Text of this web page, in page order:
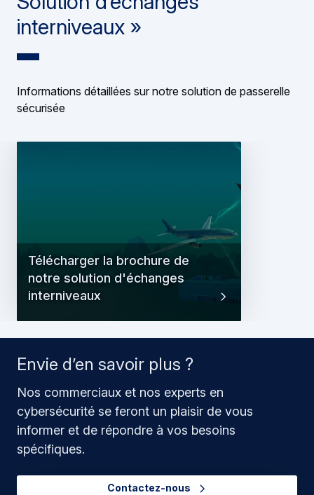
interniveaux »
Informations détaillées sur notre solution de passerelle
sécurisée
Télécharger la brochure de
notre solution d'échanges
interniveaux
Envie d’en savoir plus ?
Nos commerciaux et nos experts en
cybersécurité se feront un plaisir de vous
informer et de répondre à vos besoins
spécifiques.
Contactez-nous